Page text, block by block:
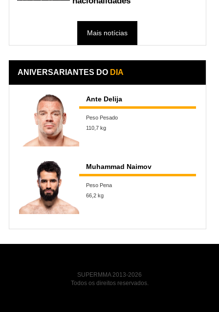
Mais notícias
ANIVERSARIANTES DO DIA
Ante Delija
Peso Pesado
110,7 kg
Muhammad Naimov
Peso Pena
66,2 kg
SUPERMMA 2013-2026
Todos os direitos reservados.